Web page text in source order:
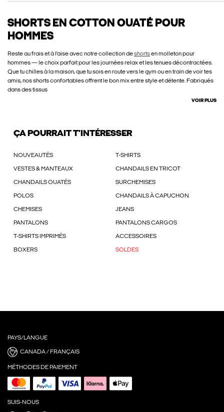
SHORTS EN COTTON OUATÉ POUR
HOMMES
Reste au frais et à l’aise avec notre collection deshortsen molleton pour
hommes — le choix parfait pour les journées relax et les tenues décontractées.
Que tu chilles à la maison, que tu sois en route vers le gym ou en train de voir tes
amis, nos shorts confortables offrent le bon mix entre style et détente. Fabriqués
dans des tissus
VOIR PLUS
ÇA POURRAIT T'INTÉRESSER
NOUVEAUTÉS T-SHIRTS
VESTES & MANTEAUX CHANDAILS EN TRICOT
CHANDAILS OUATÉS SURCHEMISES
POLOS CHANDAILS À CAPUCHON
CHEMISES JEANS
PANTALONS PANTALONS CARGOS
T-SHIRTS IMPRIMÉS ACCESSOIRES
BOXERS SOLDES
PAYS/LANGUE
CANADA / FRANÇAIS
MÉTHODES DE PAIEMENT
SUIS-NOUS